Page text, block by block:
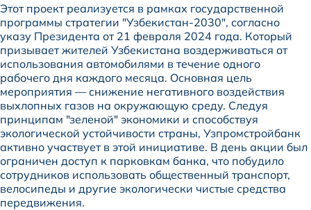
Этот проект реализуется в рамках государственной
программы стратегии "Узбекистан-2030", согласно
указу Президента от 21 февраля 2024 года. Который
призывает жителей Узбекистана воздерживаться от
использования автомобилями в течение одного
рабочего дня каждого месяца. Основная цель
мероприятия — снижение негативного воздействия
выхлопных газов на окружающую среду. Следуя
принципам "зеленой" экономики и способствуя
экологической устойчивости страны, Узпромстройбанк
активно участвует в этой инициативе. В день акции был
ограничен доступ к парковкам банка, что побудило
сотрудников использовать общественный транспорт,
велосипеды и другие экологически чистые средства
передвижения.